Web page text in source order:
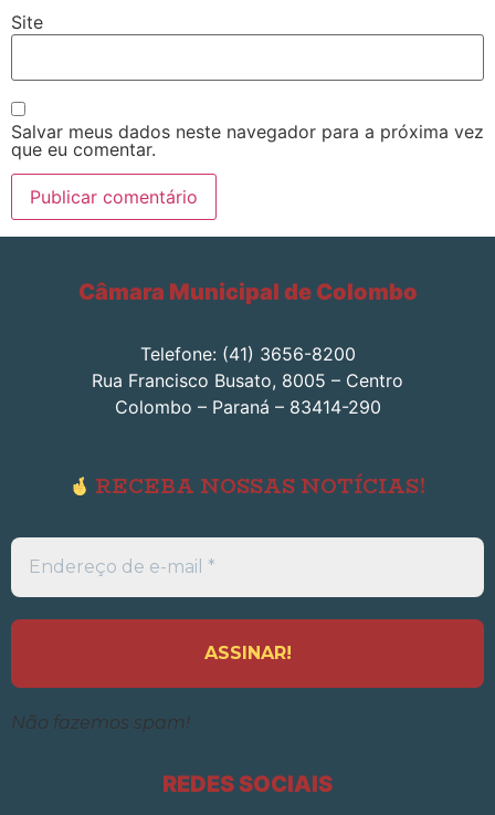
Site
Salvar meus dados neste navegador para a próxima vez
que eu comentar.
Câmara Municipal de Colombo
Telefone: (41) 3656-8200
Rua Francisco Busato, 8005 – Centro
Colombo – Paraná – 83414-290
RECEBA NOSSAS NOTÍCIAS!
Endereço
de
e-
*
Não fazemos spam!
REDES SOCIAIS